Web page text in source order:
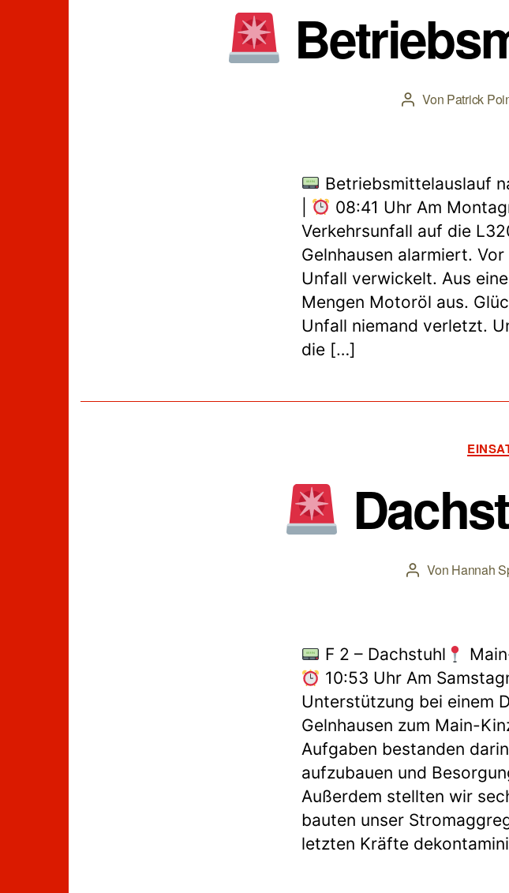
Beitragsautor
Von Patrick
Betriebsmittelauslauf
08:41 Uhr Am
Verkehrsunfall auf die
Gelnhausen alarmiert.
Unfall verwickelt. Aus
Mengen Motoröl aus.
Unfall niemand verletzt.
die […]
Beitragsautor
Von Hannah
F 2 – Dachstuhl
10:53 Uhr Am
Unterstützung bei einem
Gelnhausen zum Main-
Aufgaben bestanden
aufzubauen und
Außerdem stellten wir
bauten unser
letzten Kräfte